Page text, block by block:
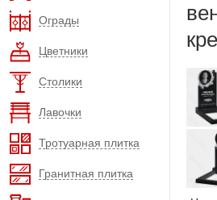
Ограды
Цветники
Столики
Лавочки
Тротуарная плитка
Гранитная плитка